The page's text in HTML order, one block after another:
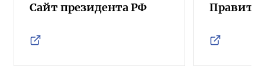
Сайт президента РФ